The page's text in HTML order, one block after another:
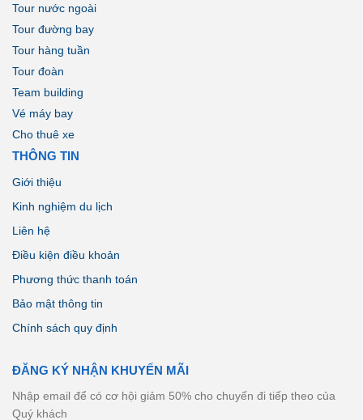
Tour nước ngoài
Tour đường bay
Tour hàng tuần
Tour đoàn
Team building
Vé máy bay
Cho thuê xe
THÔNG TIN
Giới thiệu
Kinh nghiệm du lịch
Liên hệ
Điều kiện điều khoản
Phương thức thanh toán
Bảo mật thông tin
Chính sách quy định
ĐĂNG KÝ NHẬN KHUYẾN MÃI
Nhập email để có cơ hội giảm 50% cho chuyến đi tiếp theo của
Quý khách